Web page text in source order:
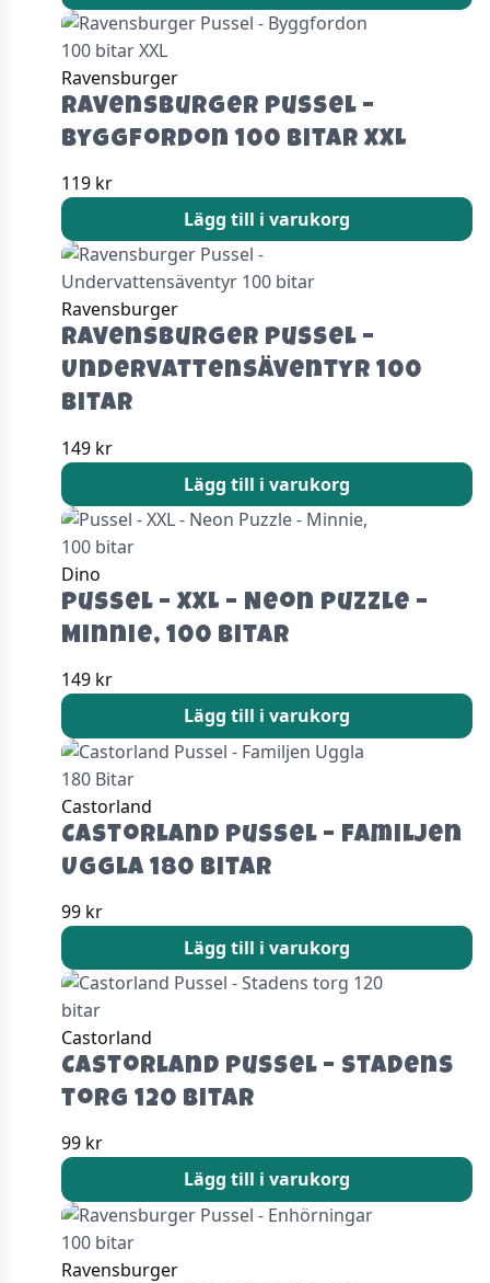
Ravensburger
Ravensburger Pussel –
Byggfordon 100 bitar XXL
119 kr
Lägg till i varukorg
Ravensburger
Ravensburger Pussel –
Undervattensäventyr 100
bitar
149 kr
Lägg till i varukorg
Dino
Pussel – XXL – Neon Puzzle –
Minnie, 100 bitar
149 kr
Lägg till i varukorg
Castorland
Castorland Pussel – Familjen
Uggla 180 Bitar
99 kr
Lägg till i varukorg
Castorland
Castorland Pussel – Stadens
torg 120 bitar
99 kr
Lägg till i varukorg
Ravensburger